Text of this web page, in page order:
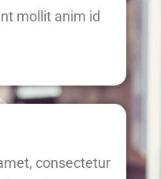
mollit anim id
consectetur